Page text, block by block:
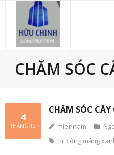
content
CHĂM SÓC
CHĂM SÓC
4
THÁNG 12 miennam
thi công mảng